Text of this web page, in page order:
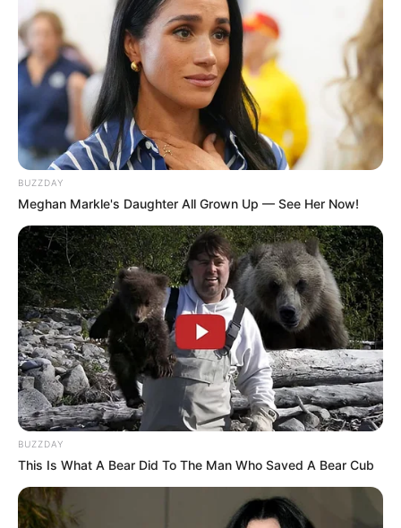
Gyászba borult a magyar sport:
osztálykiránduláson vesztette életét a Bánki-tóban
egy 15 éves sportoló
BUZZDAY
Meghan Markle's Daughter All Grown Up — See Her Now!
BUZZDAY
This Is What A Bear Did To The Man Who Saved A Bear Cub